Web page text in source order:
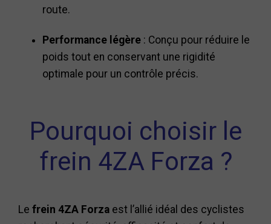
route.
Performance légère : Conçu pour réduire le
poids tout en conservant une rigidité
optimale pour un contrôle précis.
Pourquoi choisir le
frein 4ZA Forza ?
Le frein 4ZA Forza est l’allié idéal des cyclistes